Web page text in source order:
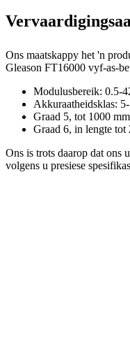
Ons maatskappy het 'n
Gleason FT16000 vyf-as-
Modulusbereik: 0.5-
Akkuraatheidsklas:
Graad 5, tot 1000
Graad 6, in lengte tot
Ons is trots daarop dat ons
volgens u presiese